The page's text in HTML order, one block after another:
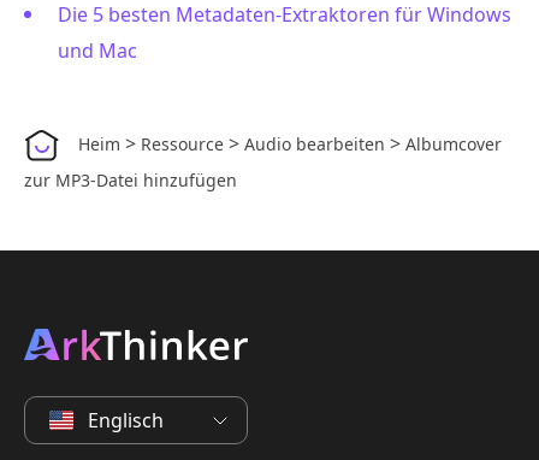
Die 5 besten Metadaten-Extraktoren für Windows
und Mac
Heim > Ressource > Audio bearbeiten > Albumcover
zur MP3-Datei hinzufügen
Englisch